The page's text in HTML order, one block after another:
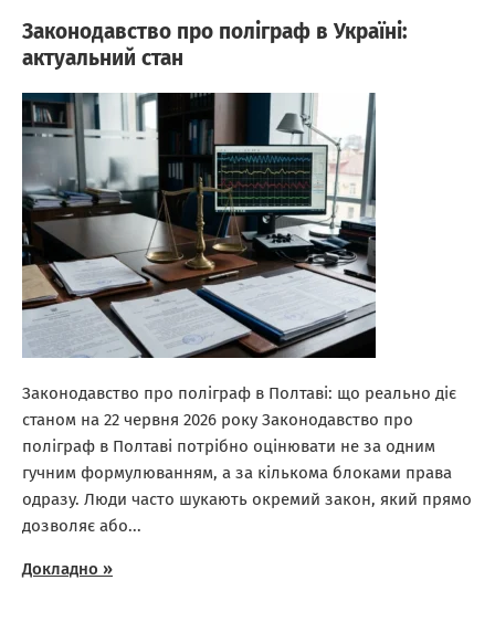
Законодавство про поліграф в Україні:
актуальний стан
Законодавство про поліграф в Полтаві: що реально діє
станом на 22 червня 2026 року Законодавство про
поліграф в Полтаві потрібно оцінювати не за одним
гучним формулюванням, а за кількома блоками права
одразу. Люди часто шукають окремий закон, який прямо
дозволяє або...
Докладно »